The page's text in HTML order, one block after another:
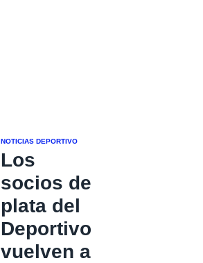
NOTICIAS DEPORTIVO
Los
socios de
plata del
Deportivo
vuelven a